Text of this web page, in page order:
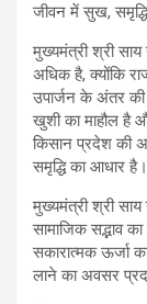
जीवन में सुख,
मुख्यमंत्री श्री
अधिक है, क्योंकि
उपार्जन के अंतर की
खुशी का माहौल है
किसान प्रदेश की
समृद्धि का आधार है।
मुख्यमंत्री श्री
सामाजिक सद्भाव
सकारात्मक ऊर्जा
लाने का अवसर